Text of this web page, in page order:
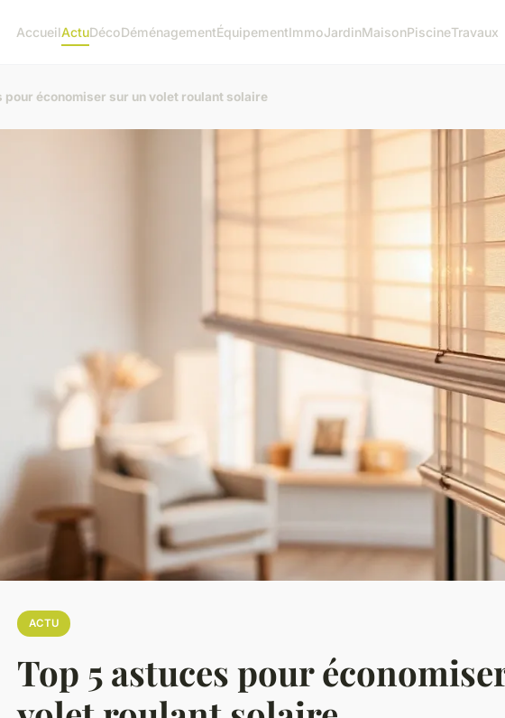
AccueilActuDécoDéménagementÉquipementImmoJardinMaisonPiscineTravaux
pour économiser sur un volet roulant solaire
ACTU
Top 5 astuces pour